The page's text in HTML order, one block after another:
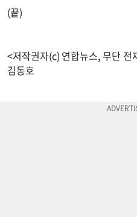
(끝)
<저작권자(c) 연합뉴스, 무단
김동호